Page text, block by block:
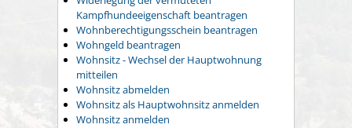
Kampfhundeeigenschaft beantragen
Wohnberechtigungsschein beantragen
Wohngeld beantragen
Wohnsitz - Wechsel der Hauptwohnung
mitteilen
Wohnsitz abmelden
Wohnsitz als Hauptwohnsitz anmelden
Wohnsitz anmelden